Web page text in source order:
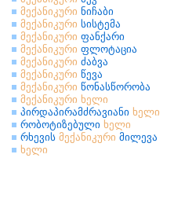
მექანიკური ნიჩაბი
მექანიკური სისტემა
მექანიკური ფანქარი
მექანიკური ფლოტაცია
მექანიკური ძაბვა
მექანიკური წევა
მექანიკური წონასწორობა
მექანიკური ხელი
პირდაპირამძრავიანი ხელი
რობოტიზებული ხელი
რხევის მექანიკური მილევა
ხელი